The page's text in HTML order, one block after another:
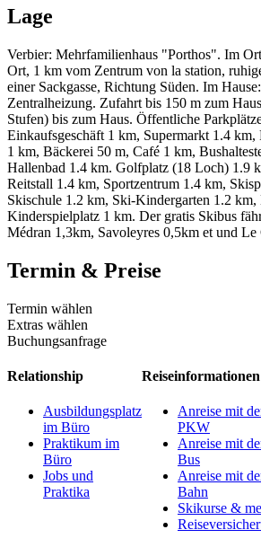
Lage
Verbier: Mehrfamilienhaus "Porthos". Im
Ort, 1 km vom Zentrum von la station,
einer Sackgasse, Richtung Süden. Im
Zentralheizung. Zufahrt bis 150 m zum
Stufen) bis zum Haus. Öffentliche
Einkaufsgeschäft 1 km, Supermarkt 1.4 km,
1 km, Bäckerei 50 m, Café 1 km,
Hallenbad 1.4 km. Golfplatz (18 Loch) 1.9
Reitstall 1.4 km, Sportzentrum 1.4 km,
Skischule 1.2 km, Ski-Kindergarten 1.2 km,
Kinderspielplatz 1 km. Der gratis Skibus
Médran 1,3km, Savoleyres 0,5km et und
Termin & Preise
Termin wählen
Extras wählen
Buchungsanfrage
Relationship
Ausbildungsplatz
im Büro
Praktikum im
Büro
Jobs und
Praktika
Reiseinformationen
Anreise mit
PKW
Anreise mit
Bus
Anreise mit
Bahn
Skikurse &